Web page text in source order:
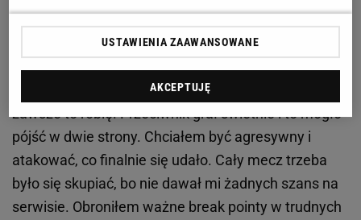
Zobacz wideoGwiazdy sportu oszalały za padlem
- Końcówka była dla mnie szczęśliwa, ale
próbowałem walczyć do ostatniego punktu, bo
zawsze to robię. Przeciwnik grał świetnie i to mogło
pójść w dwie strony. Chciałem być agresywny i
atakować, co finalnie się udało. Cały mecz trzeba
było się skupiać, bo nie dawał mi żadnych szans na
serwisie. Obroniłem ważne break pointy w trudnych
USTAWIENIA ZAAWANSOWANE
AKCEPTUJĘ